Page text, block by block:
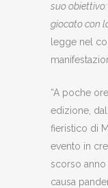
suo
giocato con
legge nel
“A poche
edizione,
fieristico di
evento in
scorso
causa